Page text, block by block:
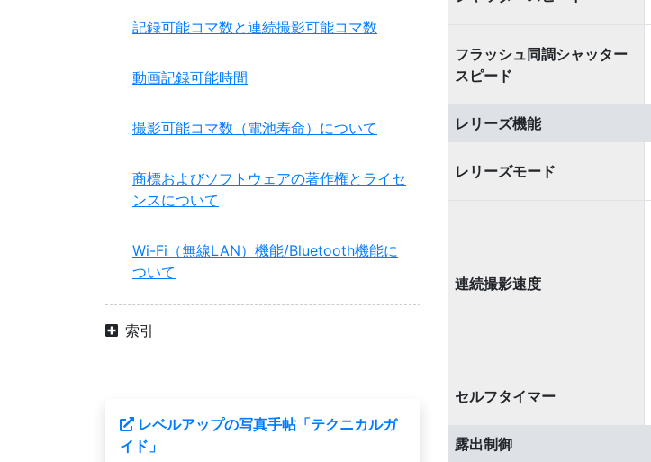
記録可能コマ数と連続撮影可能コマ数
動画記録可能時間
撮影可能コマ数（電池寿命）について
商標およびソフトウェアの著作権とライセ
ンスについて
Wi-Fi（無線LAN）機能/Bluetooth機能に
ついて
索引
レベルアップの写真手帖「テクニカルガ
イド」
フラッシュ同調シャッター
スピード
レリーズ機能
レリーズモード
連続撮影速度
セルフタイマー
露出制御